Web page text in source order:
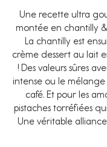
Une recette ultra
montée en chantilly
La chantilly est
crème dessert au lait
! Des valeurs sûres
intense ou le
café. Et pour les
pistaches torréfiées
Une véritable